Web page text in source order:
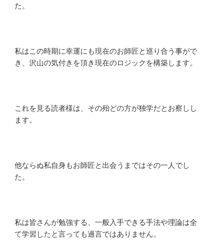
た。
私はこの時期に幸運にも現在のお師匠と巡り合う事がで
き、沢山の気付きを頂き現在のロジックを構築します。
これを見る読者様は、その殆どの方が独学だとお察しし
ます。
他ならぬ私自身もお師匠と出会うまではその一人でし
た。
私は皆さんが勉強する、一般入手できる手法や理論は全
て学習したと言っても過言ではありません。